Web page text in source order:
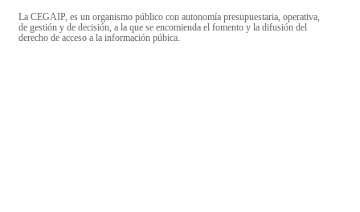
La CEGAIP, es un organismo público con autonomía presupuestaria, operativa,
de gestión y de decisión, a la que se encomienda el fomento y la difusión del
derecho de acceso a la información púbica.